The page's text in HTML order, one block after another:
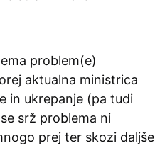
problem(e)
aktualna ministrica
in ukrepanje (pa tudi
srž problema ni
prej ter skozi daljše